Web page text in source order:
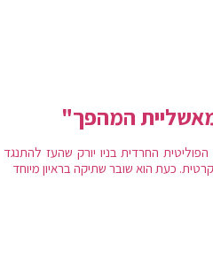
המהפך"
החרדית בניו יורק שהעז להתנגד
כעת הוא שובר שתיקה בראיון מיוחד